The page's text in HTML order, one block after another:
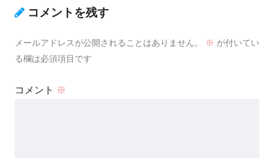
コメントを残す
メールアドレスが公開されることはありません。 ※ が付いてい
る欄は必須項目です
コメント ※